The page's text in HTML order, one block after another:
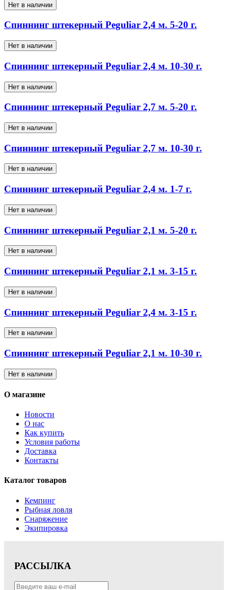
Нет в наличии
Спиннинг штекерный Peguliar 2,4 м. 5-20 г.
Нет в наличии
Спиннинг штекерный Peguliar 2,4 м. 10-30 г.
Нет в наличии
Спиннинг штекерный Peguliar 2,7 м. 5-20 г.
Нет в наличии
Спиннинг штекерный Peguliar 2,7 м. 10-30 г.
Нет в наличии
Спиннинг штекерный Peguliar 2,4 м. 1-7 г.
Нет в наличии
Спиннинг штекерный Peguliar 2,1 м. 5-20 г.
Нет в наличии
Спиннинг штекерный Peguliar 2,1 м. 3-15 г.
Нет в наличии
Спиннинг штекерный Peguliar 2,4 м. 3-15 г.
Нет в наличии
Спиннинг штекерный Peguliar 2,1 м. 10-30 г.
Нет в наличии
О магазине
Новости
О нас
Как купить
Условия работы
Доставка
Контакты
Каталог товаров
Кемпинг
Рыбная ловля
Снаряжение
Экипировка
РАССЫЛКА